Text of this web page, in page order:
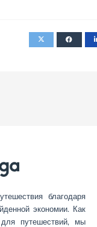
благодаря
экономии. Как
путешествий, мы